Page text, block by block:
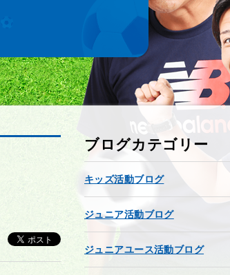
ブログカテゴリー
キッズ活動ブログ
ジュニア活動ブログ
ジュニアユース活動ブログ